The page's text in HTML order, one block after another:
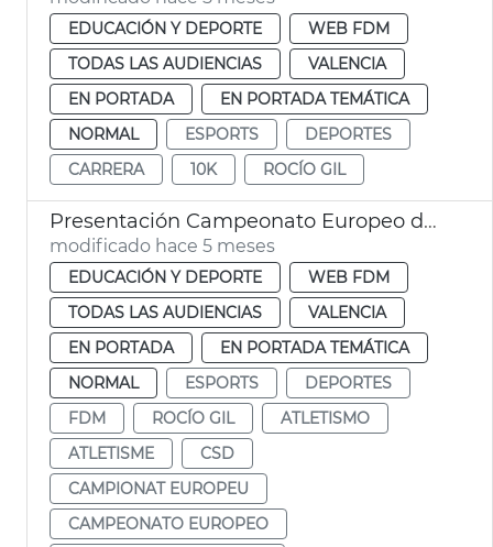
EDUCACIÓN Y DEPORTE
WEB FDM
TODAS LAS AUDIENCIAS
VALENCIA
EN PORTADA
EN PORTADA TEMÁTICA
NORMAL
ESPORTS
DEPORTES
CARRERA
10K ROCÍO GIL
Presentación Campeonato Europeo de Atletismo Indoor 2027
modificado hace 5 meses
EDUCACIÓN Y DEPORTE
WEB FDM
TODAS LAS AUDIENCIAS
VALENCIA
EN PORTADA
EN PORTADA TEMÁTICA
NORMAL
ESPORTS
DEPORTES
FDM
ROCÍO GIL
ATLETISMO
ATLETISME
CSD
CAMPIONAT EUROPEU
CAMPEONATO EUROPEO